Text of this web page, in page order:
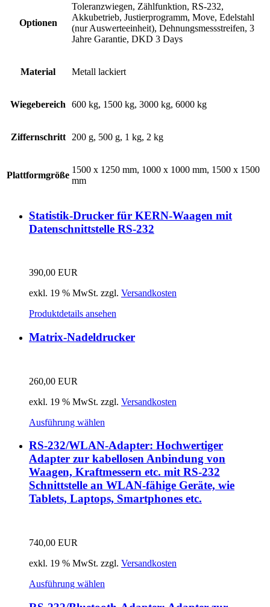
Optionen
Toleranzwiegen, Zählfunktion, RS-232,
Akkubetrieb, Justierprogramm, Move, Edelstahl
(nur Auswerteeinheit), Dehnungsmessstreifen, 3
Jahre Garantie, DKD 3 Days
Material Metall lackiert
Wiegebereich 600 kg, 1500 kg, 3000 kg, 6000 kg
Ziffernschritt 200 g, 500 g, 1 kg, 2 kg
Plattformgröße
1500 x 1250 mm, 1000 x 1000 mm, 1500 x 1500
mm
Statistik-Drucker für KERN-Waagen mit
Datenschnittstelle RS-232
390,00 EUR
exkl. 19 % MwSt. zzgl. Versandkosten
Produktdetails ansehen
Matrix-Nadeldrucker
260,00 EUR
exkl. 19 % MwSt. zzgl. Versandkosten
Ausführung wählen
RS-232/WLAN-Adapter: Hochwertiger
Adapter zur kabellosen Anbindung von
Waagen, Kraftmessern etc. mit RS-232
Schnittstelle an WLAN-fähige Geräte, wie
Tablets, Laptops, Smartphones etc.
740,00 EUR
exkl. 19 % MwSt. zzgl. Versandkosten
Ausführung wählen